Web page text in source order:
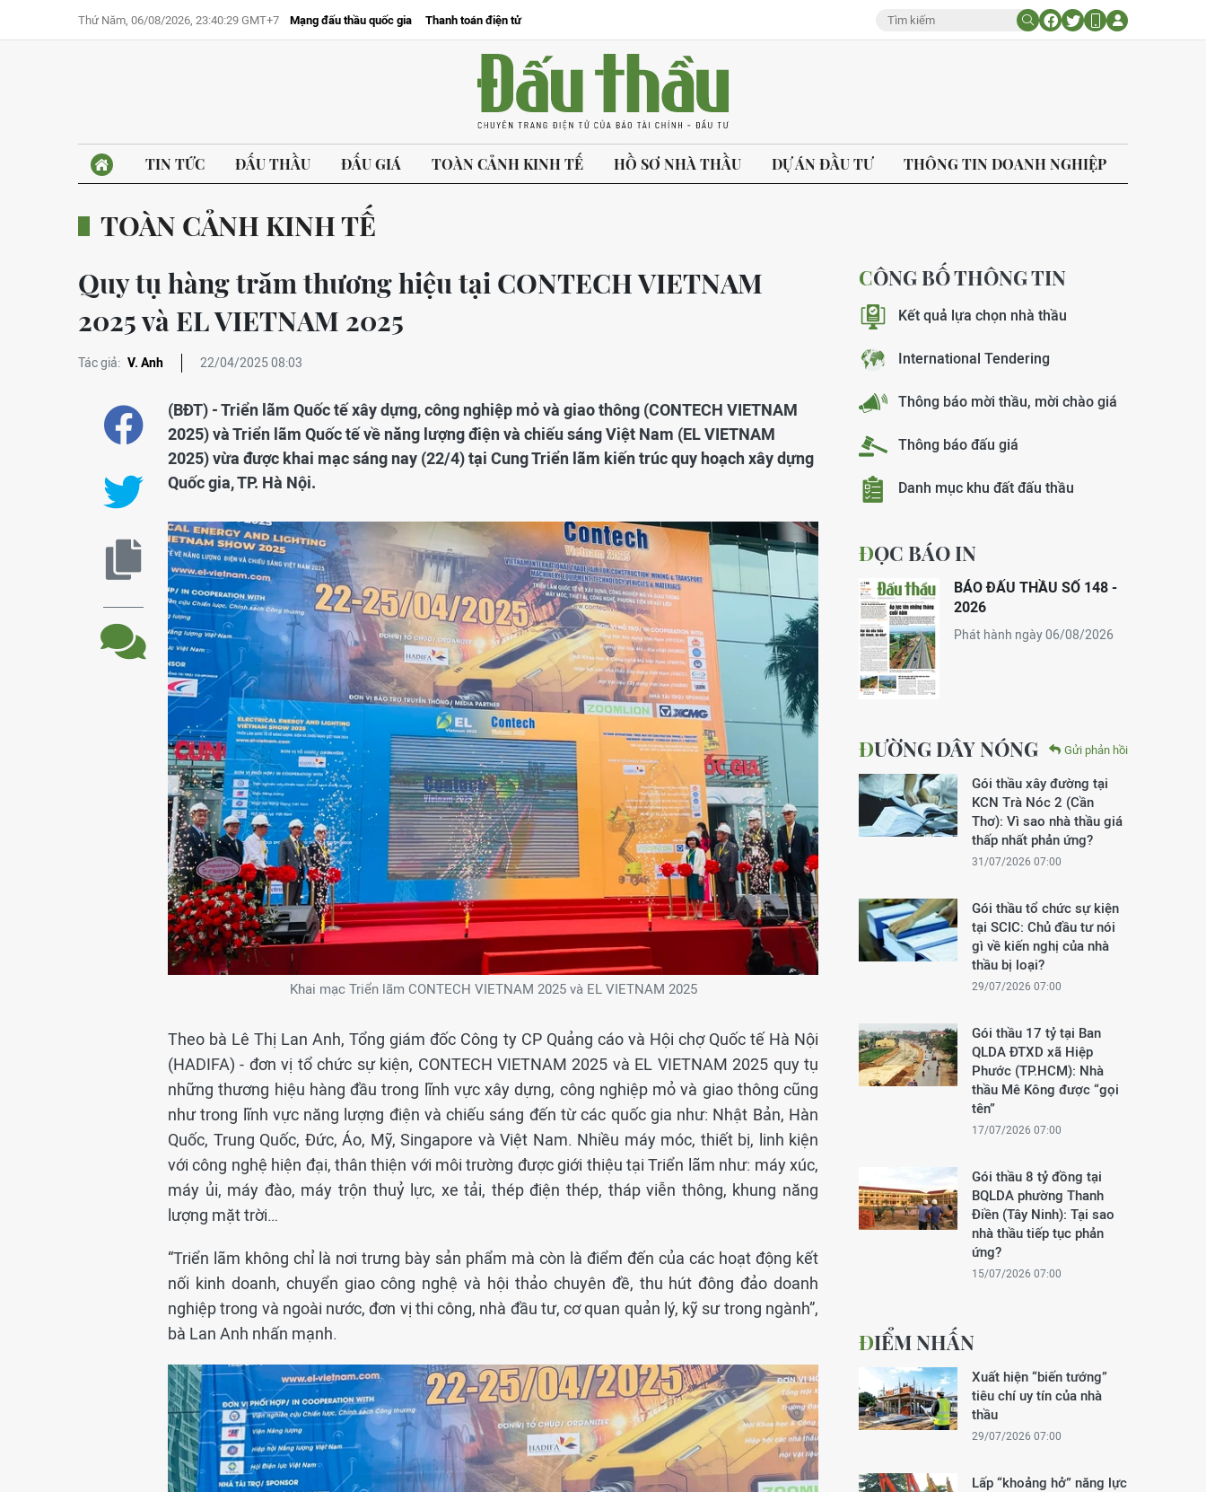
Thứ Năm, 06/08/2026, 23:40:29 GMT+7 Mạng đấu thầu quốc gia Thanh toán điện tử
TIN TỨC ĐẤU THẦU ĐẤU GIÁ TOÀN CẢNH KINH TẾ HỒ SƠ NHÀ THẦU DỰ ÁN ĐẦU TƯ THÔNG TIN DOANH NGHIỆP
TOÀN CẢNH KINH TẾ
Quy tụ hàng trăm thương hiệu tại CONTECH VIETNAM
2025 và EL VIETNAM 2025
Tác giả: V. Anh 22/04/2025 08:03
(BĐT) - Triển lãm Quốc tế xây dựng, công nghiệp mỏ và giao thông (CONTECH VIETNAM
2025) và Triển lãm Quốc tế về năng lượng điện và chiếu sáng Việt Nam (EL VIETNAM
2025) vừa được khai mạc sáng nay (22/4) tại Cung Triển lãm kiến trúc quy hoạch xây dựng
Quốc gia, TP. Hà Nội.
Khai mạc Triển lãm CONTECH VIETNAM 2025 và EL VIETNAM 2025
Theo bà Lê Thị Lan Anh, Tổng giám đốc Công ty CP Quảng cáo và Hội chợ Quốc tế Hà Nội
(HADIFA) - đơn vị tổ chức sự kiện, CONTECH VIETNAM 2025 và EL VIETNAM 2025 quy tụ
những thương hiệu hàng đầu trong lĩnh vực xây dựng, công nghiệp mỏ và giao thông cũng
như trong lĩnh vực năng lượng điện và chiếu sáng đến từ các quốc gia như: Nhật Bản, Hàn
Quốc, Trung Quốc, Đức, Áo, Mỹ, Singapore và Việt Nam. Nhiều máy móc, thiết bị, linh kiện
với công nghệ hiện đại, thân thiện với môi trường được giới thiệu tại Triển lãm như: máy xúc,
máy ủi, máy đào, máy trộn thuỷ lực, xe tải, thép điện thép, tháp viễn thông, khung năng
lượng mặt trời…
“Triển lãm không chỉ là nơi trưng bày sản phẩm mà còn là điểm đến của các hoạt động kết
nối kinh doanh, chuyển giao công nghệ và hội thảo chuyên đề, thu hút đông đảo doanh
nghiệp trong và ngoài nước, đơn vị thi công, nhà đầu tư, cơ quan quản lý, kỹ sư trong ngành”,
bà Lan Anh nhấn mạnh.
CÔNG BỐ THÔNG TIN
Kết quả lựa chọn nhà thầu
International Tendering
Thông báo mời thầu, mời chào giá
Thông báo đấu giá
Danh mục khu đất đấu thầu
ĐỌC BÁO IN
BÁO ĐẤU THẦU SỐ 148 -
2026
Phát hành ngày 06/08/2026
ĐƯỜNG DÂY NÓNG Gửi phản hồi
Gói thầu xây đường tại
KCN Trà Nóc 2 (Cần
Thơ): Vì sao nhà thầu giá
thấp nhất phản ứng?
31/07/2026 07:00
Gói thầu tổ chức sự kiện
tại SCIC: Chủ đầu tư nói
gì về kiến nghị của nhà
thầu bị loại?
29/07/2026 07:00
Gói thầu 17 tỷ tại Ban
QLDA ĐTXD xã Hiệp
Phước (TP.HCM): Nhà
thầu Mê Kông được “gọi
tên”
17/07/2026 07:00
Gói thầu 8 tỷ đồng tại
BQLDA phường Thanh
Điền (Tây Ninh): Tại sao
nhà thầu tiếp tục phản
ứng?
15/07/2026 07:00
ĐIỂM NHẤN
Xuất hiện “biến tướng”
tiêu chí uy tín của nhà
thầu
29/07/2026 07:00
Lấp “khoảng hở” năng lực